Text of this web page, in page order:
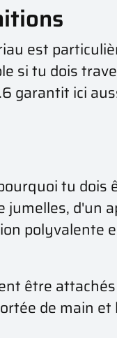
est
si tu dois
garantit ici
tu
d'un
polyvalente
être
de main et